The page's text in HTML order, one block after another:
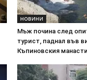
НОВИНИ
Мъж почина след
турист, паднал във
Къпиновския